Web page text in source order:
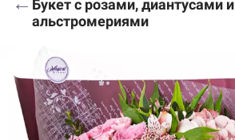
Букет с розами, диантусами и
альстромериями